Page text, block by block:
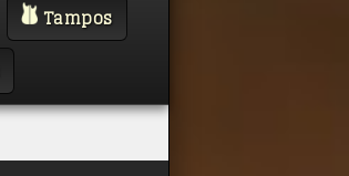
Tampos